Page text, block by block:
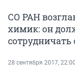
СО РАН
химик: он
28 сентября 2017, 22:00